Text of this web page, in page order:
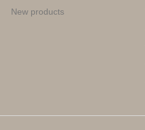
New products